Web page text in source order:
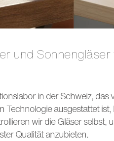
in der Schweiz, das
Technologie ausgestattet
wir die Gläser selbst,
Qualität anzubieten.